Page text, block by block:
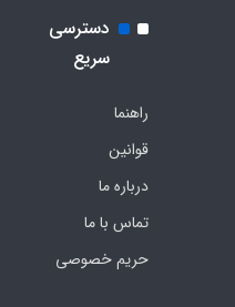
دسترسی
سریع
راهنما
قوانین
درباره ما
تماس با ما
حریم خصوصی